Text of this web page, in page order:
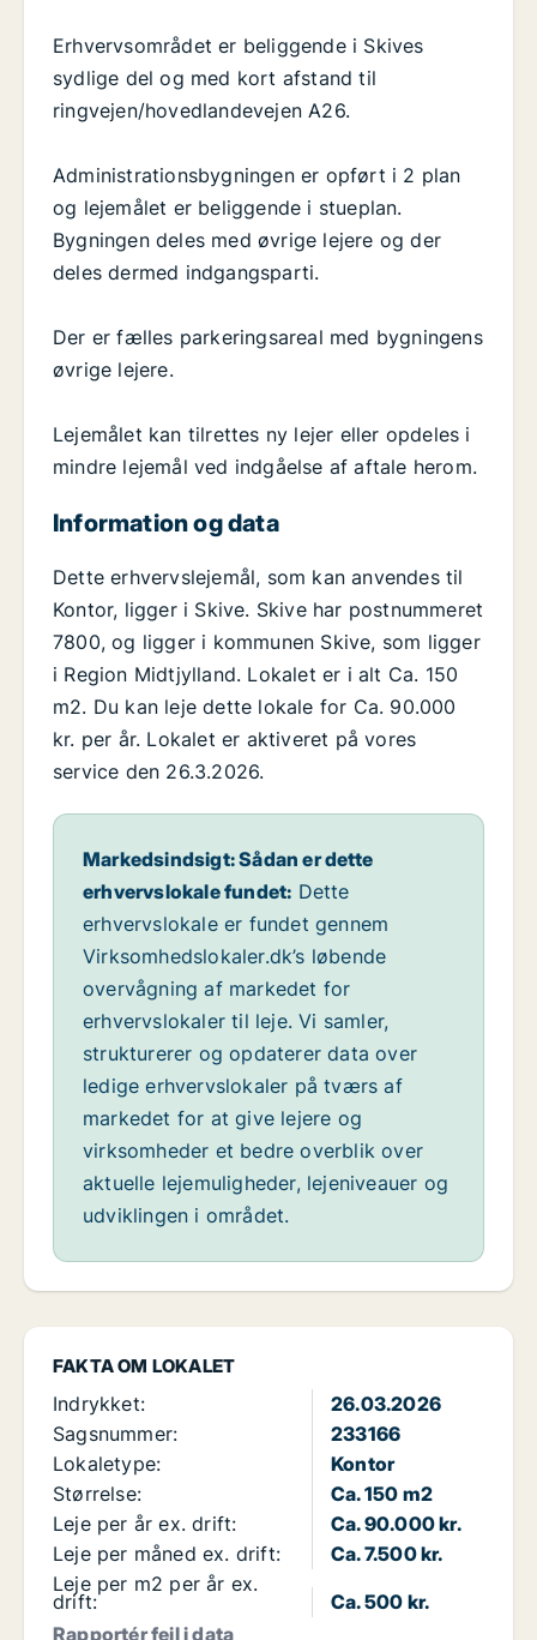
FAKTA OM LOKALET
Indrykket:
26.03.2026
Sagsnummer:
233166
Lokaletype:
Kontor
Størrelse:
Ca. 150 m2
Leje per år ex. drift:
Ca. 90.000 kr.
Leje per måned ex. drift:
Ca. 7.500 kr.
Leje per m2 per år ex.
drift:
Ca. 500 kr.
Rapportér fejl i data
Erhvervsområdet er beliggende i Skives
sydlige del og med kort afstand til
ringvejen/hovedlandevejen A26.
Administrationsbygningen er opført i 2 plan
og lejemålet er beliggende i stueplan.
Bygningen deles med øvrige lejere og der
deles dermed indgangsparti.
Der er fælles parkeringsareal med bygningens
øvrige lejere.
Lejemålet kan tilrettes ny lejer eller opdeles i
mindre lejemål ved indgåelse af aftale herom.
Information og data
Dette erhvervslejemål, som kan anvendes til
Kontor, ligger i Skive. Skive har postnummeret
7800, og ligger i kommunen Skive, som ligger
i Region Midtjylland. Lokalet er i alt Ca. 150
m2. Du kan leje dette lokale for Ca. 90.000
kr. per år. Lokalet er aktiveret på vores
service den 26.3.2026.
Markedsindsigt: Sådan er dette
erhvervslokale fundet: Dette
erhvervslokale er fundet gennem
Virksomhedslokaler.dk’s løbende
overvågning af markedet for
erhvervslokaler til leje. Vi samler,
strukturerer og opdaterer data over
ledige erhvervslokaler på tværs af
markedet for at give lejere og
virksomheder et bedre overblik over
aktuelle lejemuligheder, lejeniveauer og
udviklingen i området.